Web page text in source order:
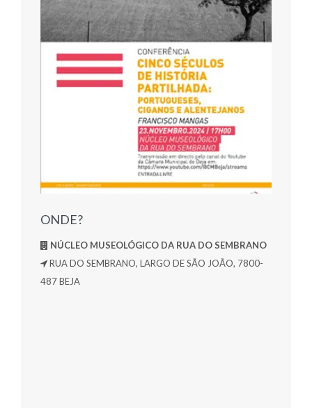
ONDE?
NÚCLEO MUSEOLÓGICO DA RUA DO SEMBRANO
RUA DO SEMBRANO, LARGO DE SÃO JOÃO, 7800-
487 BEJA